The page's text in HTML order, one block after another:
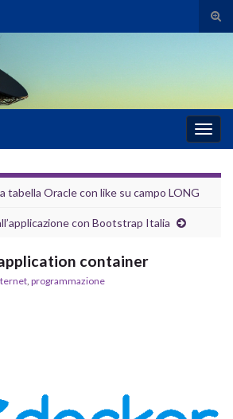
il
la
tabella Oracle con like su campo LONG
con Bootstrap Italia
container
programmazione